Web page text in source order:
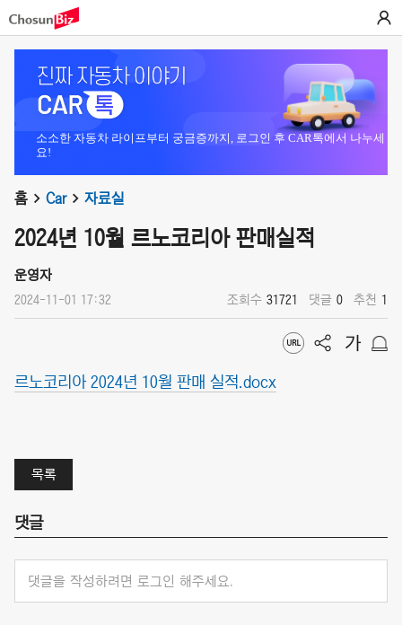
소소한 자동차 라이프부터 궁금증까지, 로그인 후 CAR톡에서 나누세
요!
홈 Car 자료실
2024년 10월 르노코리아 판매실적
운영자
2024-11-01 17:32 조회수 31721 댓글 0 추천 1
르노코리아 2024년 10월 판매 실적.docx
목록
댓글
댓글을 작성하려면 로그인 해주세요.